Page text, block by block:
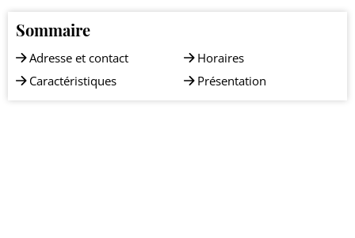
Sommaire
Adresse et contact
Caractéristiques
Horaires
Présentation